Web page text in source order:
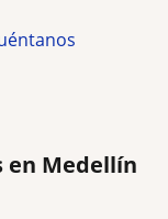
en Medellín